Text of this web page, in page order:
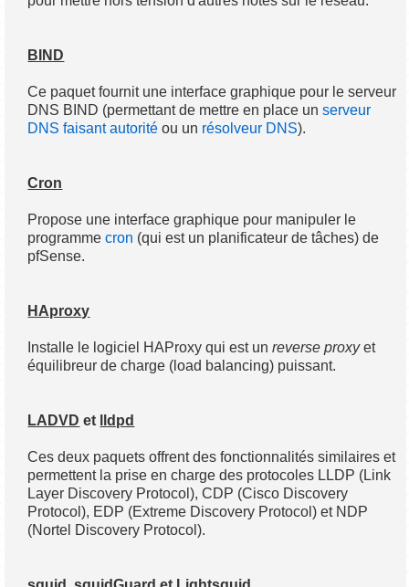
BIND
Ce paquet fournit une interface graphique pour le serveur
DNS BIND (permettant de mettre en place unserveur
DNS faisant autorité ou un résolveur DNS).
Cron
Propose une interface graphique pour manipuler le
programmecron (qui est un planificateur de tâches) de
pfSense.
HAproxy
Installe le logiciel HAProxy qui est unreverse proxyet
équilibreur de charge (load balancing) puissant.
LADVD et lldpd
Ces deux paquets offrent des fonctionnalités similaires et
permettent la prise en charge des protocoles LLDP (Link
Layer Discovery Protocol), CDP (Cisco Discovery
Protocol), EDP (Extreme Discovery Protocol) et NDP
(Nortel Discovery Protocol).